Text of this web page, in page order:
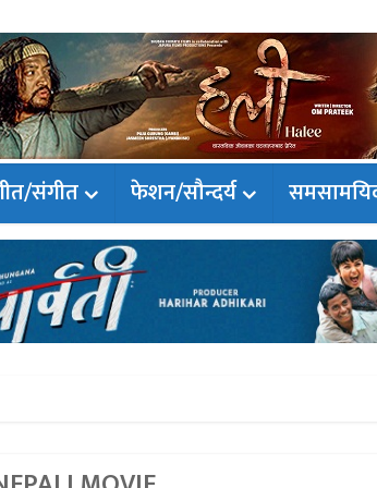
संगीत फेशन/सौन्दर्य